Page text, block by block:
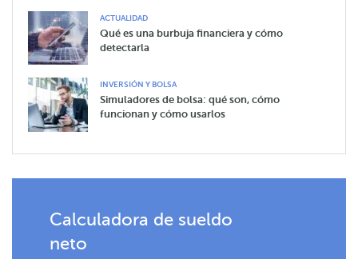
ACTUALIDAD
Qué es una burbuja financiera y cómo
detectarla
INVERSIÓN Y BOLSA
Simuladores de bolsa: qué son, cómo
funcionan y cómo usarlos
Calculadora de sueldo
neto